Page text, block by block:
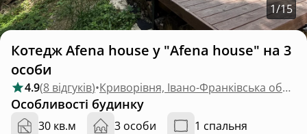
1/15
Котедж Afena house у "Afena house" на 3
особи
4.9(8 відгуків)• Криворівня, Івано-Франківська область
Особливості будинку
30 кв.м 3 особи
1 спальня